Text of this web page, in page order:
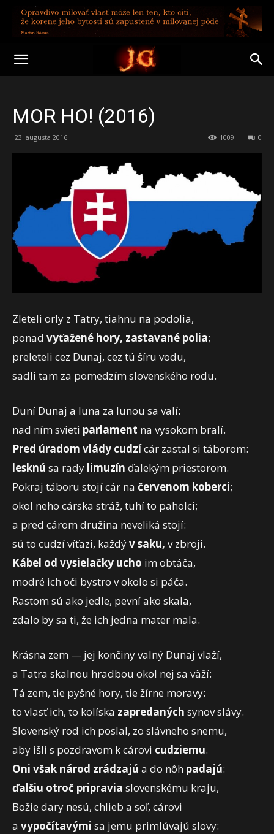
MOR HO! (2016)
23. augusta 2016 0
1009
Zleteli orly z Tatry, tiahnu na podolia,
ponad vyťažené hory, zastavané polia;
preleteli cez Dunaj, cez tú šíru vodu,
sadli tam za pomedzím slovenského rodu.
Duní Dunaj a luna za lunou sa valí:
nad ním svieti parlament na vysokom bralí.
Pred úradom vlády cudzícár zastal si táborom:
lesknú sa rady limuzín ďalekým priestorom.
Pokraj táboru stojí cár na červenom koberci;
okol neho cárska stráž, tuhí to paholci;
a pred cárom družina neveliká stojí:
sú to cudzí víťazi, každýv saku, v zbroji.
Kábel od vysielačky ucho im obtáča,
modré ich oči bystro v okolo si páča.
Rastom sú ako jedle, pevní ako skala,
zdalo by sa ti, že ich jedna mater mala.
Krásna zem — jej končiny valný Dunaj vlaží,
a Tatra skalnou hradbou okol nej sa väží:
Tá zem, tie pyšné hory, tie žírne moravy:
to vlasť ich, to kolíska zapredaných synov slávy.
Slovenský rod ich poslal, zo slávneho snemu,
aby išli s pozdravom k cárovi cudziemu.
Oni však národ zrádzajú a do nôh padajú:
ďalšiu otroč pripravia slovenskému kraju,
Božie dary nesú, chlieb a soľ, cárovi
a vypočítavými sa jemu primlúvajú slovy: